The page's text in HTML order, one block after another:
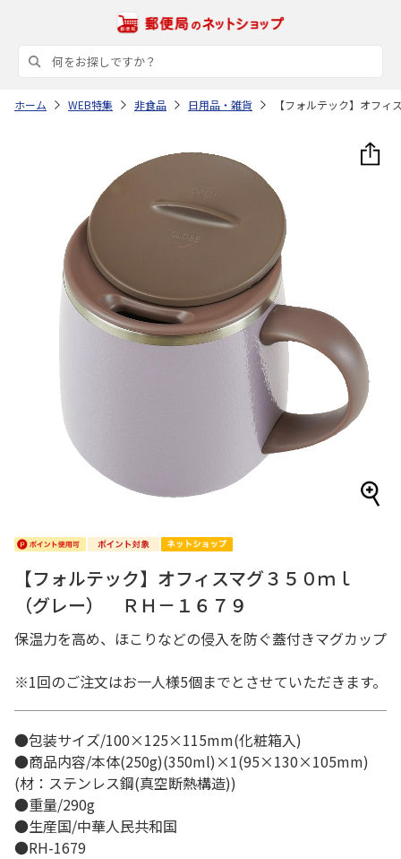
ホーム WEB特集 非食品 日用品・雑貨 【フォルテック】オフ
【フォルテック】オフィスマグ３５０ｍｌ
（グレー） ＲＨ－１６７９
保温力を高め、ほこりなどの侵入を防ぐ蓋付きマグカップ
※1回のご注文はお一人様5個までとさせていただきます。
●包装サイズ/100×125×115mm(化粧箱入)
●商品内容/本体(250g)(350ml)×1(95×130×105mm)
(材：ステンレス鋼(真空断熱構造))
●重量/290g
●生産国/中華人民共和国
●RH-1679